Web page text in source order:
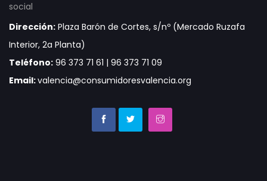
social
Dirección: Plaza Barón de Cortes, s/nº (Mercado Ruzafa
Interior, 2a Planta)
Teléfono: 96 373 71 61 | 96 373 71 09
Email:valencia@consumidoresvalencia.org